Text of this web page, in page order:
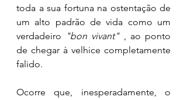
toda a sua fortuna na ostentação de
um alto padrão de vida como um
verdadeiro
"bon vivant" , ao ponto
de chegar à velhice completamente
falido.
Ocorre que, inesperadamente, o